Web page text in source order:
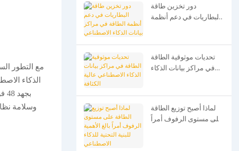
مع التطور
الذكاء
عالي الجهد (HVDC) بجهد 48 فولت/800 فولت. وباعتباره مكونًا أساسيًا للتحويل والحماية،
وسلامة
دور تخزين طاقة
البطاريات في دعم أنظمة
تحديات موثوقية الطاقة
في مراكز بيانات الذكاء
لماذا أصبح توزيع الطاقة
على مستوى الرفوف أمراً